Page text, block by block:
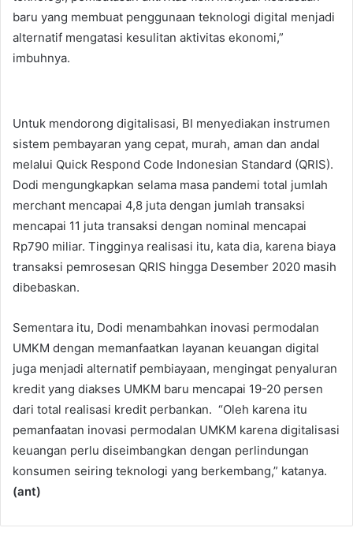
baru yang membuat penggunaan teknologi digital menjadi
alternatif mengatasi kesulitan aktivitas ekonomi,”
imbuhnya.
Untuk mendorong digitalisasi, BI menyediakan instrumen
sistem pembayaran yang cepat, murah, aman dan andal
melalui Quick Respond Code Indonesian Standard (QRIS).
Dodi mengungkapkan selama masa pandemi total jumlah
merchant mencapai 4,8 juta dengan jumlah transaksi
mencapai 11 juta transaksi dengan nominal mencapai
Rp790 miliar. Tingginya realisasi itu, kata dia, karena biaya
transaksi pemrosesan QRIS hingga Desember 2020 masih
dibebaskan.
Sementara itu, Dodi menambahkan inovasi permodalan
UMKM dengan memanfaatkan layanan keuangan digital
juga menjadi alternatif pembiayaan, mengingat penyaluran
kredit yang diakses UMKM baru mencapai 19-20 persen
dari total realisasi kredit perbankan. “Oleh karena itu
pemanfaatan inovasi permodalan UMKM karena digitalisasi
keuangan perlu diseimbangkan dengan perlindungan
konsumen seiring teknologi yang berkembang,” katanya.
(ant)